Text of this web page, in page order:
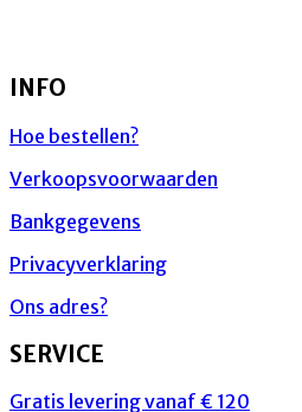
INFO
Hoe bestellen?
Verkoopsvoorwaarden
Bankgegevens
Privacyverklaring
Ons adres?
SERVICE
Gratis levering vanaf € 120